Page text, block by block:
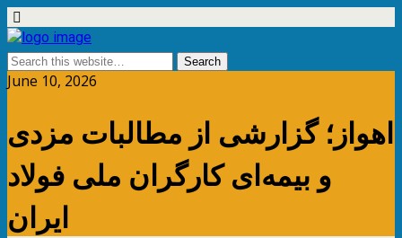
June 10, 2026
اهواز؛ گزارشی از مطالبات مزدی
و بیمه‌ای کارگران ملی فولاد
ایران